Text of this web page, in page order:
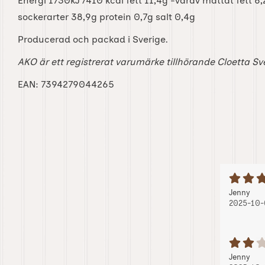
sockerarter 38,9g protein 0,7g salt 0,4g
Producerad och packad i Sverige.
AKO är ett registrerat varumärke tillhörande Cloetta
EAN: 7394279044265
Recension
Jenny,,
2025-
Recension
Jenny,,